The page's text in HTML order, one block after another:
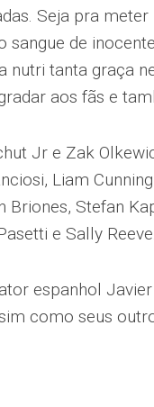
Seja pra
sangue de
nutri tanta graça
aos fãs e
Jr e Zak
Liam
Briones, Stefan
e Sally Reeve.
espanhol
como seus